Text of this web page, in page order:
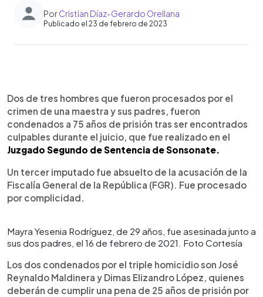
PorCristian Díaz-Gerardo Orellana
Publicado el 23 de febrero de 2023
► Escuchar artículo
Dos de tres hombres que fueron procesados por el
crimen de una maestra y sus padres, fueron
condenados a 75 años de prisión tras ser encontrados
culpables durante el juicio, que fue realizado en el
Juzgado Segundo de Sentencia de Sonsonate.
Un tercer imputado fue absuelto de la acusación de la
Fiscalía General de la República (FGR). Fue procesado
por complicidad.
Mayra Yesenia Rodríguez, de 29 años, fue asesinada junto a
sus dos padres, el 16 de febrero de 2021. Foto Cortesía
Los dos condenados por el triple homicidio son José
Reynaldo Maldinera y Dimas Elizandro López, quienes
deberán de cumplir una pena de 25 años de prisión por